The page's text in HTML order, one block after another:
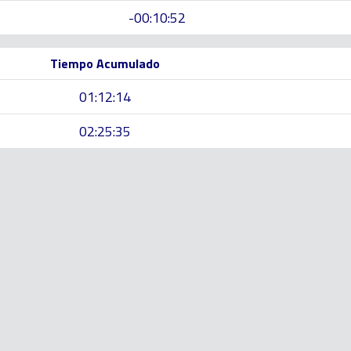
-00:10:52
Tiempo Acumulado
01:12:14
02:25:35